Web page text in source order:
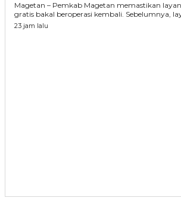
Magetan – Pemkab Magetan memastikan
gratis bakal beroperasi kembali. Sebelumnya,
23 jam lalu